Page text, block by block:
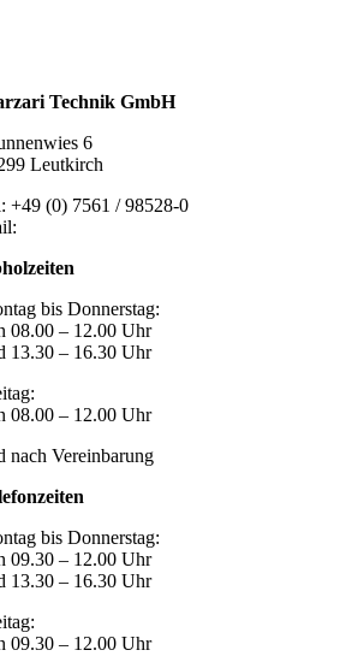
Technik GmbH
6
Leutkirch
+49 (0) 7561 / 98528-0
bis Donnerstag:
08.00 – 12.00 Uhr
13.30 – 16.30 Uhr
08.00 – 12.00 Uhr
nach Vereinbarung
bis Donnerstag:
09.30 – 12.00 Uhr
13.30 – 16.30 Uhr
09.30 – 12.00 Uhr